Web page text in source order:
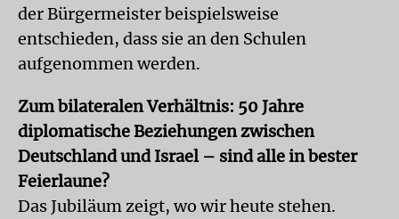
der Bürgermeister beispielsweise
entschieden, dass sie an den Schulen
aufgenommen werden.
Zum bilateralen Verhältnis: 50 Jahre
diplomatische Beziehungen zwischen
Deutschland und Israel – sind alle in bester
Feierlaune?
Das Jubiläum zeigt, wo wir heute stehen.